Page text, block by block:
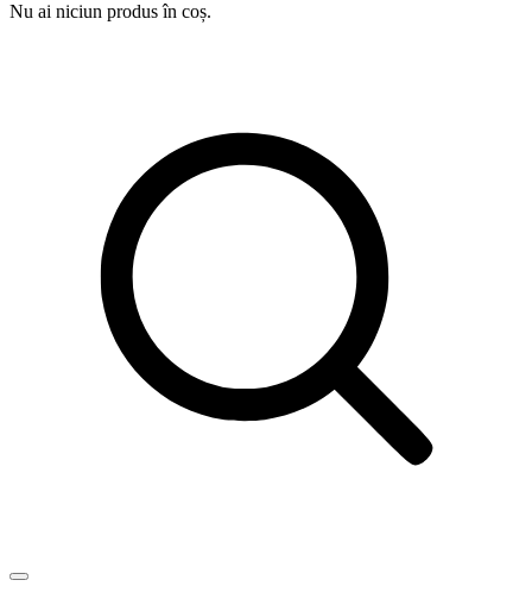
Nu ai niciun produs în coș.